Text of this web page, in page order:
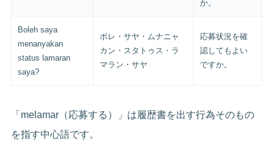
か。
Boleh saya
menanyakan
status lamaran
saya?
ボレ・サヤ・ムナニャ
カン・スタトゥス・ラ
マラン・サヤ
応募状況を確
認してもよい
ですか。
「melamar（応募する）」は履歴書を出す行為そのもの
を指す中心語です。